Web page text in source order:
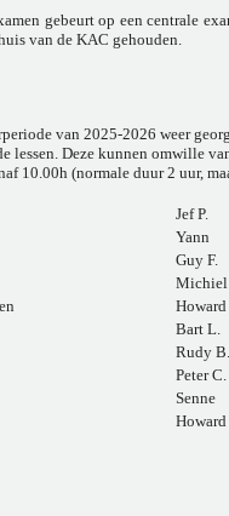
gebeurt op een centrale
van de KAC gehouden.
van 2025-2026 weer
lessen. Deze kunnen omwille
10.00h (normale duur 2 uur,
Jef P.
Yann
Guy F.
Howard
Bart L.
Rudy B.
Peter C.
Senne
Howard